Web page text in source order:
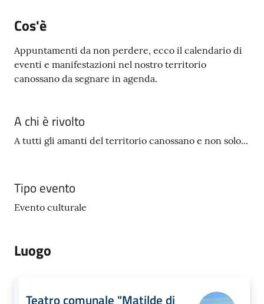
Cos'è
Appuntamenti da non perdere, ecco il calendario di
eventi e manifestazioni nel nostro territorio
canossano da segnare in agenda.
A chi è rivolto
A tutti gli amanti del territorio canossano e non solo...
Tipo evento
Evento culturale
Luogo
Teatro comunale "Matilde di